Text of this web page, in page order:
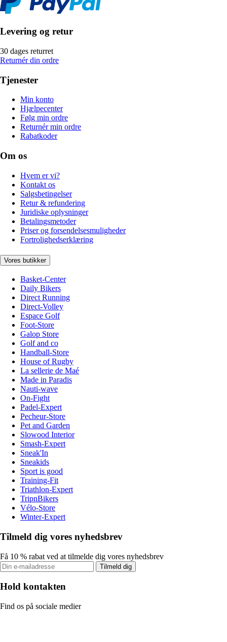
Levering og retur
30 dages returret
Returnér din ordre
Tjenester
Min konto
Hjælpecenter
Følg min ordre
Returnér min ordre
Rabatkoder
Om os
Hvem er vi?
Kontakt os
Salgsbetingelser
Retur & refundering
Juridiske oplysninger
Betalingsmetoder
Priser og forsendelsesmuligheder
Fortrolighedserklæring
Vores butikker
Basket-Center
Daily Bikers
Direct Running
Direct-Volley
Espace Golf
Foot-Store
Galop Store
Golf and co
Handball-Store
House of Rugby
La sellerie de Maé
Made in Paradis
Nauti-wave
On-Fight
Padel-Expert
Pecheur-Store
Pet and Garden
Slowood Interior
Smash-Expert
Sneak'In
Sneakids
Sport is good
Training-Fit
Triathlon-Expert
TripnBikers
Vélo-Store
Winter-Expert
Tilmeld dig vores nyhedsbrev
Få 10 % rabat ved at tilmelde dig vores nyhedsbrev
Tilmeld dig
Hold kontakten
Find os på sociale medier